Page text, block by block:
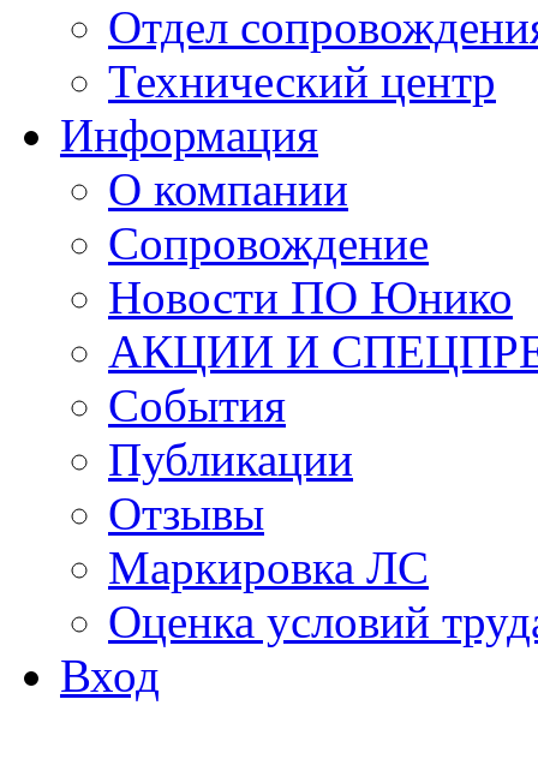
Отдел
Технический центр
Информация
О компании
Сопровождение
Новости ПО Юнико
АКЦИИ И
События
Публикации
Отзывы
Маркировка ЛС
Оценка условий
Вход